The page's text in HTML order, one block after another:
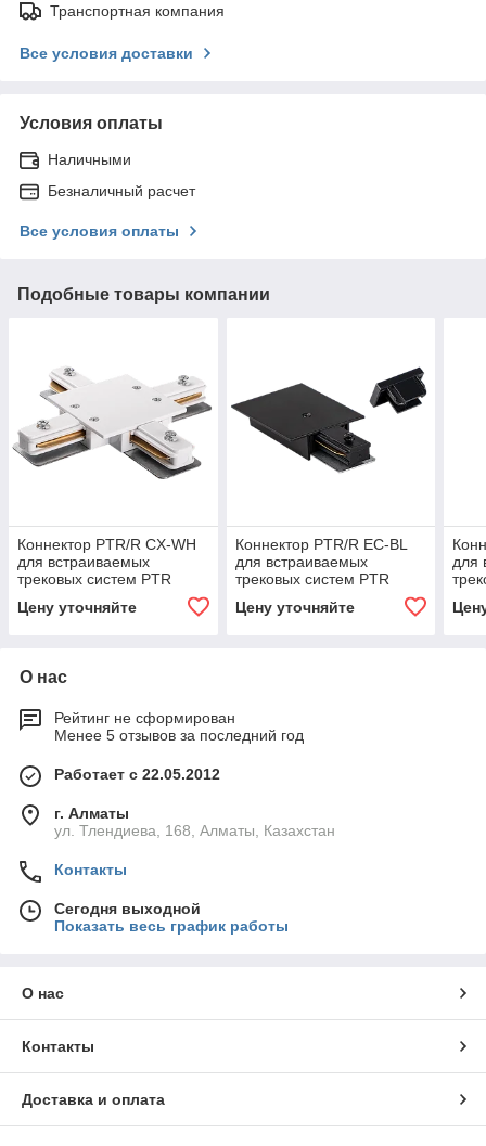
Транспортная компания
Все условия доставки
Условия оплаты
Наличными
Безналичный расчет
Все условия оплаты
Подобные товары компании
Коннектор PTR/R CX-WH
для встраиваемых
трековых систем PTR
Цену уточняйте
Коннектор PTR/R EC-BL
для встраиваемых
трековых систем PTR
Цену уточняйте
для
О нас
Рейтинг не сформирован
Менее 5 отзывов за последний год
Работает с 22.05.2012
г. Алматы
ул. Тлендиева, 168, Алматы, Казахстан
Контакты
Сегодня выходной
Показать весь график работы
О нас
Контакты
Доставка и оплата